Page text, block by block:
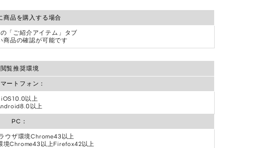
商品を購入する場合
「ご紹介アイテム」タブ
商品の確認が可能です
閲覧推奨環境
ートフォン：
iOS10.0以上
以上
PC：
ウザ環境Chrome43以上
境Chrome43以上Firefox42以上